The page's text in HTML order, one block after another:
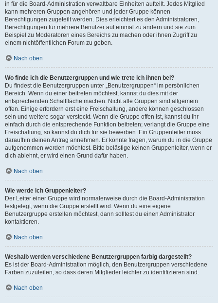
in für die Board-Administration verwaltbare Einheiten aufteilt. Jedes Mitglied
kann mehreren Gruppen angehören und jeder Gruppe können
Berechtigungen zugeteilt werden. Dies erleichtert es den Administratoren,
Berechtigungen für mehrere Benutzer auf einmal zu ändern und sie zum
Beispiel zu Moderatoren eines Bereichs zu machen oder ihnen Zugriff zu
einem nichtöffentlichen Forum zu geben.
Nach oben
Wo finde ich die Benutzergruppen und wie trete ich ihnen bei?
Du findest die Benutzergruppen unter „Benutzergruppen“ im persönlichen
Bereich. Wenn du einer beitreten möchtest, kannst du dies mit der
entsprechenden Schaltfläche machen. Nicht alle Gruppen sind allgemein
offen. Einige erfordern erst eine Freischaltung, andere können geschlossen
sein und weitere sogar versteckt. Wenn die Gruppe offen ist, kannst du ihr
einfach durch die entsprechende Funktion beitreten; verlangt die Gruppe eine
Freischaltung, so kannst du dich für sie bewerben. Ein Gruppenleiter muss
daraufhin deinen Antrag annehmen. Er könnte fragen, warum du in die Gruppe
aufgenommen werden möchtest. Bitte belästige keinen Gruppenleiter, wenn er
dich ablehnt, er wird einen Grund dafür haben.
Nach oben
Wie werde ich Gruppenleiter?
Der Leiter einer Gruppe wird normalerweise durch die Board-Administration
festgelegt, wenn die Gruppe erstellt wird. Wenn du eine eigene
Benutzergruppe erstellen möchtest, dann solltest du einen Administrator
kontaktieren.
Nach oben
Weshalb werden verschiedene Benutzergruppen farbig dargestellt?
Es ist der Board-Administration möglich, den Benutzergruppen verschiedene
Farben zuzuteilen, so dass deren Mitglieder leichter zu identifizieren sind.
Nach oben